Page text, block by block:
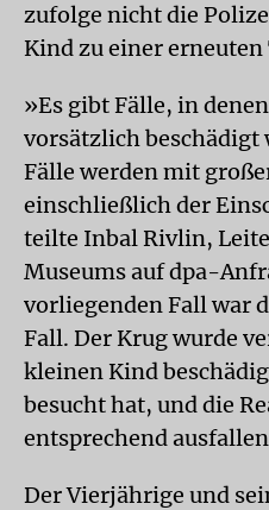
zufolge nicht die
Kind zu einer
»Es gibt Fälle, in
vorsätzlich beschädigt
Fälle werden mit
einschließlich der
teilte Inbal Rivlin,
Museums auf dpa-
vorliegenden Fall war
Fall. Der Krug wurde
kleinen Kind
besucht hat, und die
entsprechend
Der Vierjährige und